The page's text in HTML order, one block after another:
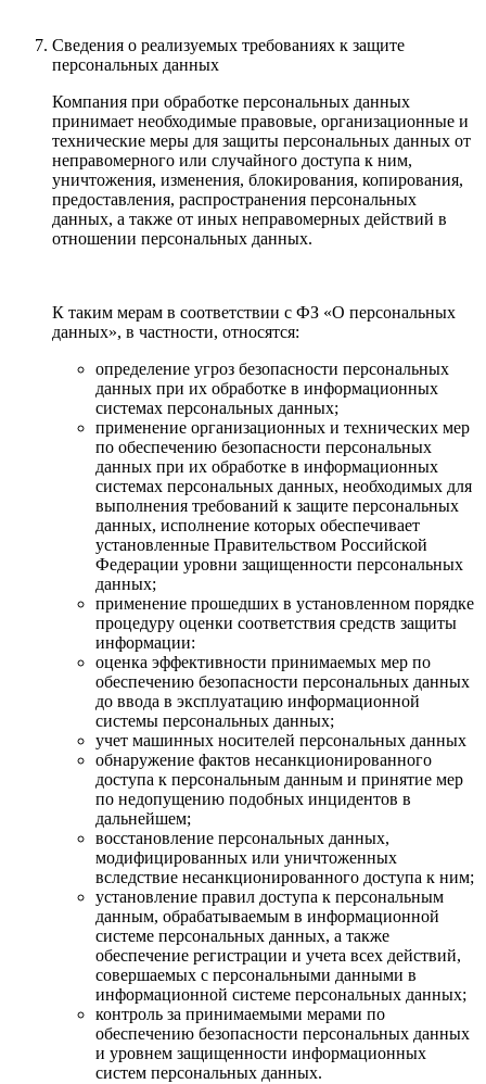
Сведения о реализуемых требованиях к защите
персональных данных
Компания при обработке персональных данных
принимает необходимые правовые, организационные и
технические меры для защиты персональных данных от
неправомерного или случайного доступа к ним,
уничтожения, изменения, блокирования, копирования,
предоставления, распространения персональных
данных, а также от иных неправомерных действий в
отношении персональных данных.
К таким мерам в соответствии с ФЗ «О персональных
данных», в частности, относятся:
определение угроз безопасности персональных
данных при их обработке в информационных
системах персональных данных;
применение организационных и технических мер
по обеспечению безопасности персональных
данных при их обработке в информационных
системах персональных данных, необходимых для
выполнения требований к защите персональных
данных, исполнение которых обеспечивает
установленные Правительством Российской
Федерации уровни защищенности персональных
данных;
применение прошедших в установленном порядке
процедуру оценки соответствия средств защиты
информации:
оценка эффективности принимаемых мер по
обеспечению безопасности персональных данных
до ввода в эксплуатацию информационной
системы персональных данных;
учет машинных носителей персональных данных
обнаружение фактов несанкционированного
доступа к персональным данным и принятие мер
по недопущению подобных инцидентов в
дальнейшем;
восстановление персональных данных,
модифицированных или уничтоженных
вследствие несанкционированного доступа к ним;
установление правил доступа к персональным
данным, обрабатываемым в информационной
системе персональных данных, а также
обеспечение регистрации и учета всех действий,
совершаемых с персональными данными в
информационной системе персональных данных;
контроль за принимаемыми мерами по
обеспечению безопасности персональных данных
и уровнем защищенности информационных
систем персональных данных.